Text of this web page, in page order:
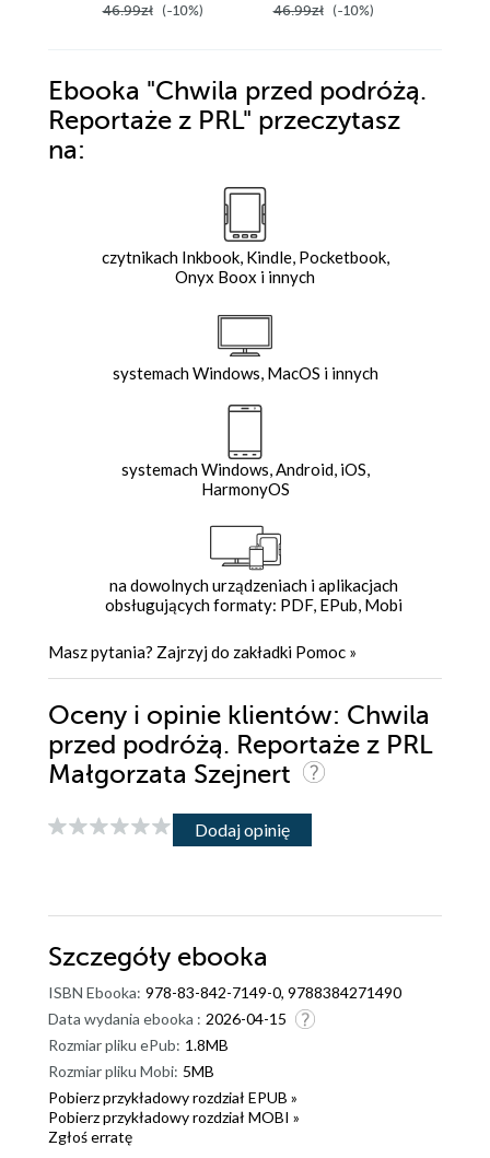
46.99zł (-10%) 46.99zł (-10%)
Ebooka "Chwila przed podróżą.
Reportaże z PRL" przeczytasz
na:
czytnikach Inkbook, Kindle, Pocketbook,
Onyx Boox i innych
systemach Windows, MacOS i innych
systemach Windows, Android, iOS,
HarmonyOS
na dowolnych urządzeniach i aplikacjach
obsługujących formaty: PDF, EPub, Mobi
Masz pytania? Zajrzyj do zakładki Pomoc »
Oceny i opinie klientów: Chwila
przed podróżą. Reportaże z PRL
Małgorzata Szejnert
Dodaj opinię
Szczegóły ebooka
ISBN Ebooka: 978-83-842-7149-0, 9788384271490
Data wydania ebooka : 2026-04-15
Rozmiar pliku ePub: 1.8MB
Rozmiar pliku Mobi: 5MB
Pobierz przykładowy rozdział EPUB »
Pobierz przykładowy rozdział MOBI »
Zgłoś erratę